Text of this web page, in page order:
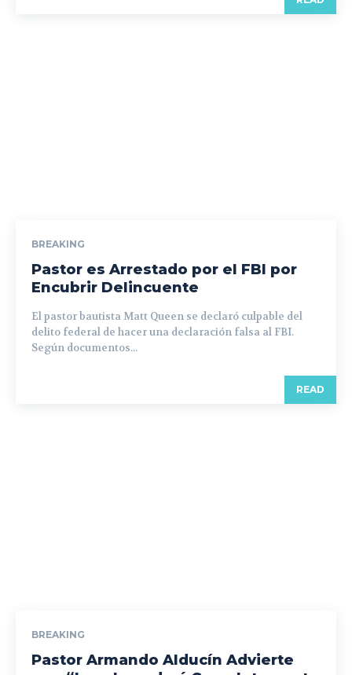
BREAKING
Pastor es Arrestado por el FBI por
Encubrir Delincuente
El pastor bautista Matt Queen se declaró culpable del
delito federal de hacer una declaración falsa al FBI.
Según documentos...
READ
BREAKING
Pastor Armando Alducín Advierte